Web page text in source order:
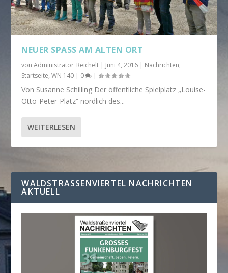
NEUER SPASS AM ALTEN ORT
vonAdministrator_Reichelt | Juni 4, 2016 | Nachrichten,
Startseite,WN 140 | 0 |
Von Susanne Schilling Der öffentliche Spielplatz „Louise-
Otto-Peter-Platz“ nördlich des...
WEITERLESEN
WALDSTRASSENVIERTEL NACHRICHTEN A
KTUELL